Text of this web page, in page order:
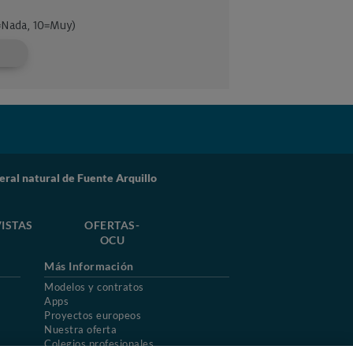
natural de Fuente Arquillo
OFERTAS-
OCU
Más Información
Modelos y contratos
Apps
Proyectos europeos
Nuestra oferta
Colegios profesionales